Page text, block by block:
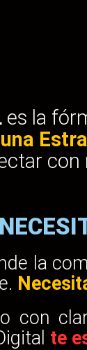
es la
con
la
con
te